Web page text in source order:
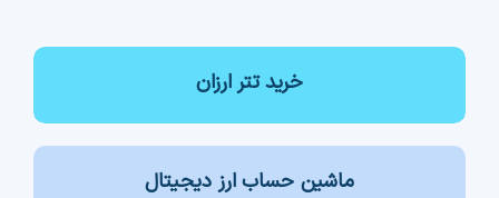
خرید تتر ارزان
ماشین حساب ارز دیجیتال